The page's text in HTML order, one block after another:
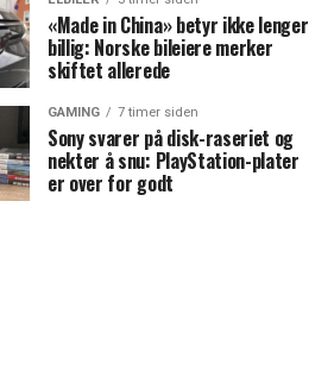
«Made in China» betyr ikke lenger
billig: Norske bileiere merker
skiftet allerede
GAMING 7 timer siden
Sony svarer på disk-raseriet og
nekter å snu: PlayStation-plater
er over for godt